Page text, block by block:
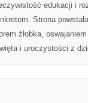
edukacji i
Strona
żłobka,
i uroczystości z